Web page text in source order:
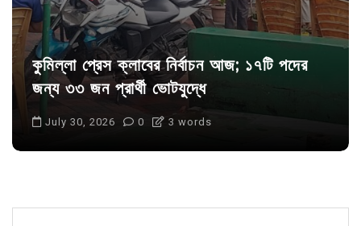
কুমিল্লা প্রেস ক্লাবের নির্বাচন আজ; ১৭টি পদের
জন্য ৩৩ জন প্রার্থী ভোটযুদ্ধে
July 30, 2026 0 3 words